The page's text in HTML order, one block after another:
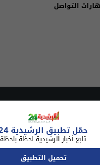
التواصل
حمّل تطبيق الرشيدية 24
تابع أخبار الرشيدية لحظة بلحظة
تحميل التطبيق